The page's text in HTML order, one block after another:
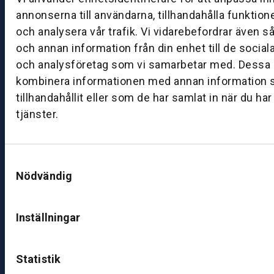
annonserna till användarna, tillhandahålla
och analysera vår trafik. Vi vidarebefordrar även
och annan information från din enhet till de
och analysföretag som vi samarbetar med. Dessa
kombinera informationen med annan information
tillhandahållit eller som de har samlat in när du
tjänster.
Nödvändig
Inställningar
Statistik
–
fr
e
d
0
8:
0
1
0
B